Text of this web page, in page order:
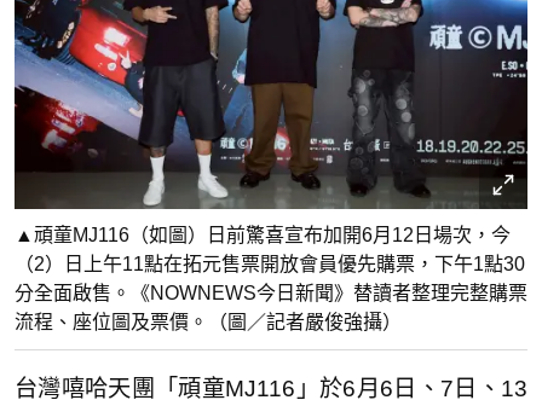
▲頑童MJ116（如圖）日前驚喜宣布加開6月12日場次，今
（2）日上午11點在拓元售票開放會員優先購票，下午1點30
分全面啟售。《NOWNEWS今日新聞》替讀者整理完整購票
流程、座位圖及票價。（圖／記者嚴俊強攝）
台灣嘻哈天團「頑童MJ116」於6月6日、7日、13